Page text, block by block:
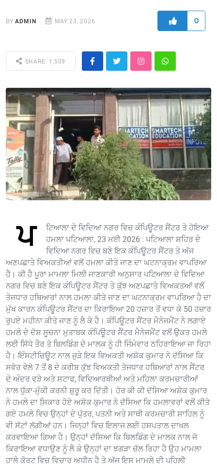
BYADMIN MAY 23, 2026 0
SHARE: 1,509
ਪ
ਟਿਆਲਾ ਦੇ ਵਿਦਿਆ ਨਗਰ ਵਿਚ ਕੰਪਿਊਟਰ ਸੈਂਟਰ ਤੇ ਹੋਇਆ
ਹਮਲਾ ਪਟਿਆਲਾ, 23 ਮਈ 2026 : ਪਟਿਆਲਾ ਸ਼ਹਿਰ ਦੇ
ਵਿਦਿਆ ਨਗਰ ਵਿਚ ਬਣੇ ਇਕ ਕੰਪਿਊਟਰ ਸੈਂਟਰ ਤੇ ਅੱਜ
ਅਣਪਛਾਤੇ ਵਿਅਕਤੀਆਂ ਵਲੋਂ ਹਮਲਾ ਕੀਤੇ ਜਾਣ ਦਾ ਘਟਨਾਕ੍ਰਮ ਵਾਪਰਿਆ
ਹੈ। ਕੀ ਹੈ ਪੂਰਾ ਮਾਮਲਾ ਮਿਲੀ ਜਾਣਕਾਰੀ ਅਨੁਸਾਰ ਪਟਿਆਲਾ ਦੇ ਵਿਦਿਆ
ਨਗਰ ਵਿਚ ਬਣੇ ਇਕ ਕੰਪਿਊਟਰ ਸੈਂਟਰ ਤੇ ਕੁੱਝ ਅਣਪਛਾਤੇ ਵਿਅਕਤਆਂ ਵਲੋਂ
ਤੇਜਧਾਰ ਹਥਿਆਰਾਂ ਨਾਲ ਹਮਲਾ ਕੀਤੇ ਜਾਣ ਦਾ ਘਟਨਾਕ੍ਰਮ ਵਾਪਰਿਆ ਹੈ ਦਾ
ਮੁੱਖ ਕਾਰਨ ਕੰਪਿਊਟਰ ਸੈਂਟਰ ਦਾ ਕਿਰਾਇਆ 20 ਹਜ਼ਾਰ ਤੋਂ ਵਧਾ ਕੇ 50 ਹਜ਼ਾਰ
ਰੁਪਏ ਮਹੀਨਾ ਕੀਤੇ ਜਾਣ ਨੂੰ ਲੈ ਕੇ ਹੈ। ਕੰਪਿਊਟਰ ਸੈਂਟਰ ਮੈਨੇਜਮੈਂਟ ਨੇ ਲਗਾਏ
ਹਮਲੇ ਦੇ ਦੋਸ਼ ਸੂਚਨਾ ਮੁਤਾਬਕ ਕੰਪਿਊਟਰ ਸੈਂਟਰ ਮੈਨੇਜਮੈਂਟ ਵਲੋਂ ਉਕਤ ਹਮਲੇ
ਲਈ ਸਿੱਧੇ ਤੌਰ ਤੇ ਬਿਲਡਿੰਗ ਦੇ ਮਾਲਕ ਨੂੰ ਹੀ ਜਿੰਮੇਵਾਰ ਠਹਿਰਾਇਆ ਜਾ ਰਿਹਾ
ਹੈ। ਇੰਸਟੀਚਿਊਟ ਨਾਲ ਜੁੜੇ ਇਕ ਵਿਅਕਤੀ ਅਸ਼ੋਕ ਕੁਮਾਰ ਨੇ ਦੱਸਿਆ ਕਿ
ਸਵੇਰ ਵੇਲੇ 7 ਤੋਂ 8 ਦੇ ਕਰੀਬ ਕੁੱਝ ਵਿਅਕਤੀ ਤੇਜਧਾਰ ਹਥਿਆਰਾਂ ਨਾਲ ਸੈਂਟਰ
ਦੇ ਅੰਦਰ ਵੜੇ ਅਤੇ ਸਟਾਫ, ਵਿਦਿਆਰਥੀਆਂ ਅਤੇ ਮਹਿਲਾ ਕਰਮਚਾਰੀਆਂ
ਨਾਲ ਧੁੱਕਾ-ਮੁੱਕੀ ਕਰਨੀ ਸ਼ੁਰੂ ਕਰ ਦਿੱਤੀ। ਹੋਰ ਕੀ ਕੀ ਦੱਸਿਆ ਅਸ਼ੋਕ ਕੁਮਾਰ
ਨੇ ਹਮਲੇ ਦਾ ਸਿ਼ਕਾਰ ਹੋਏ ਅਸ਼ੋਕ ਕੁਮਾਰ ਨੇ ਦੱਸਿਆ ਕਿ ਹਮਲਾਵਰਾਂ ਵਲੋਂ ਕੀਤੇ
ਗਏ ਹਮਲੇ ਵਿਚ ਉਨ੍ਹਾਂ ਦੇ ਪੁੱਤਰ, ਪਤਨੀ ਅਤੇ ਸਾਥੀ ਕਰਮਚਾਰੀ ਸਾਹਿਲ ਨੂੰ
ਵੀ ਸੱਟਾਂ ਲੱਗੀਆਂ ਹਨ। ਜਿਨ੍ਹਾਂ ਵਿਚ ਇਲਾਜ ਲਈ ਹਸਪਤਾਲ ਦਾਖਲ
ਕਰਵਾਇਆ ਗਿਆ ਹੈ। ਉਨ੍ਹਾਂ ਦੱਸਿਆ ਕਿ ਬਿਲਡਿੰਗ ਦੇ ਮਾਲਕ ਨਾਲ ਜੋ
ਕਿਰਾਇਆ ਵਧਾਉਣ ਨੂੰ ਲੈ ਕੇ ਉਨ੍ਹਾਂ ਦਾ ਝਗੜਾ ਚੱਲ ਰਿਹਾ ਹੈ ਉਹ ਮਾਮਲਾ
ਹਾਲੇ ਕੋਰਟ ਵਿਚ ਵਿਚਾਰ ਅਧੀਨ ਹੈ ਤੇ ਅੱਜ ਇਸ ਮਾਮਲੇ ਦੀ ਪਹਿਲੀ